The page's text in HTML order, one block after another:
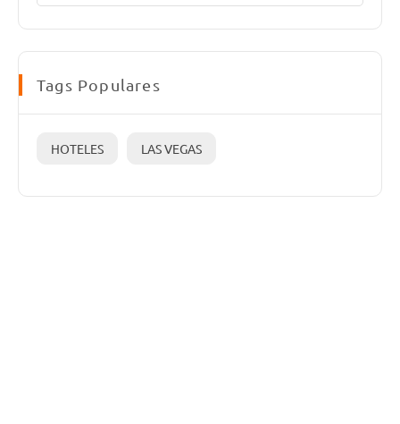
Tags Populares
HOTELES LAS VEGAS